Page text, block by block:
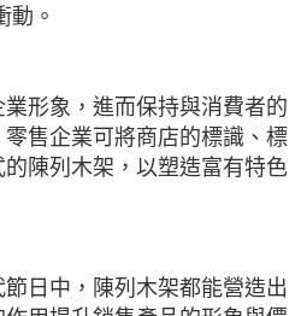
動。
形象，進而保持與消費者的
售企業可將商店的標識、標
陳列木架，以塑造富有特色
日中，陳列木架都能營造出